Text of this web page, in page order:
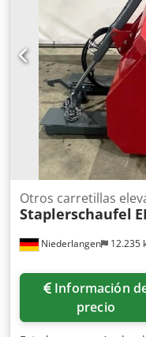
delantero de 15 mm,
en la parte superior.
mm Profundidad de la
la cuchara aprox. 750
180 mm Peso aprox.
Fabricado en
Niederlangen 12.235
Otros carretillas
Staplerschaufel
Información de
precio